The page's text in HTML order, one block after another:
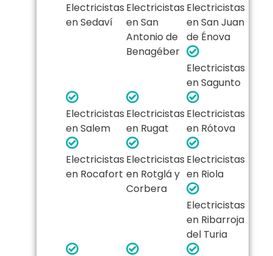
Electricistas
en Sedaví
Electricistas
en San
Antonio de
Benagéber
Electricistas
en San Juan
de Énova
Electricistas
en Sagunto
Electricistas
en Salem
Electricistas
en Rugat
Electricistas
en Rótova
Electricistas
en Rocafort
Electricistas
en Rotglá y
Corbera
Electricistas
en Riola
Electricistas
en Ribarroja
del Turia